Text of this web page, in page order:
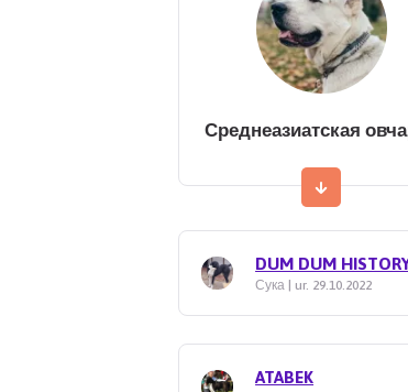
Среднеазиатская
DUM DUM
Сука | ur. 29.10.2022
ATABEK